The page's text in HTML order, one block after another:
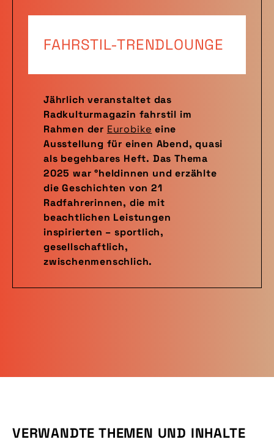
FAHRSTIL-TRENDLOUNGE
Jährlich veranstaltet das
Radkulturmagazin fahrstil im
Rahmen der Eurobike eine
Ausstellung für einen Abend, quasi
als begehbares Heft. Das Thema
2025 war °heldinnen und erzählte
die Geschichten von 21
Radfahrerinnen, die mit
beachtlichen Leistungen
inspirierten – sportlich,
gesellschaftlich,
zwischenmenschlich.
VERWANDTE THEMEN UND INHALTE